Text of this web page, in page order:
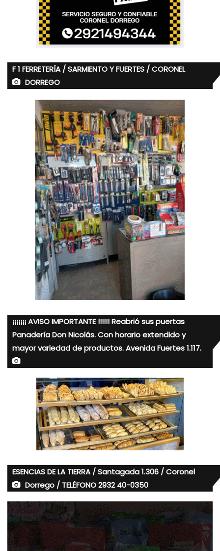
F 1 FERRETERÍA / SARMIENTO Y FUERTES / CORONEL
DORREGO
¡¡¡¡¡¡¡ AVISO IMPORTANTE !!!!!! Reabrió sus puertas
Panadería Don Nicolás. Con horario extendido y
mayor variedad de productos. Avenida Fuertes 1.117.
ESENCIAS DE LA TIERRA / Santagada 1.306 / Coronel
Dorrego / TELÉFONO 2932 40-0350